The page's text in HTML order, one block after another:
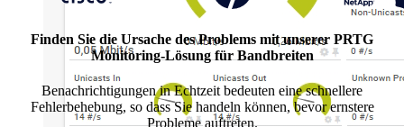
Finden Sie die Ursache des Problems mit unserer PRTG
Monitoring-Lösung für Bandbreiten
Benachrichtigungen in Echtzeit bedeuten eine schnellere
Fehlerbehebung, so dass Sie handeln können, bevor ernstere
Probleme auftreten.